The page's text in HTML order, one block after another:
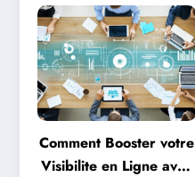
l’Agence WordPress
DM Web : Expertise
Web à Macornay
Comment Booster votre
Visibilite en Ligne avec